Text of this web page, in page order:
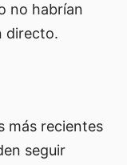
no habrían
directo.
más recientes
seguir